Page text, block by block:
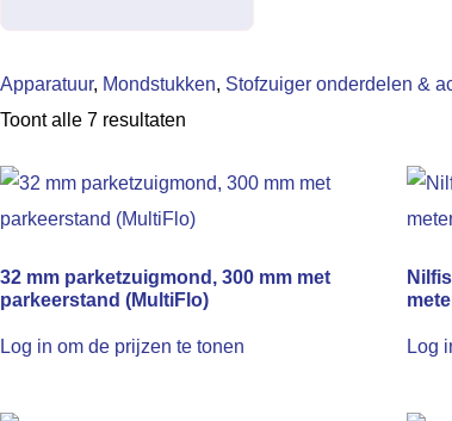
Apparatuur, Mondstukken, Stofzuiger onderdelen &
Toont alle 7 resultaten
32 mm parketzuigmond, 300 mm met
parkeerstand (MultiFlo)
Log in om de prijzen te tonen Log